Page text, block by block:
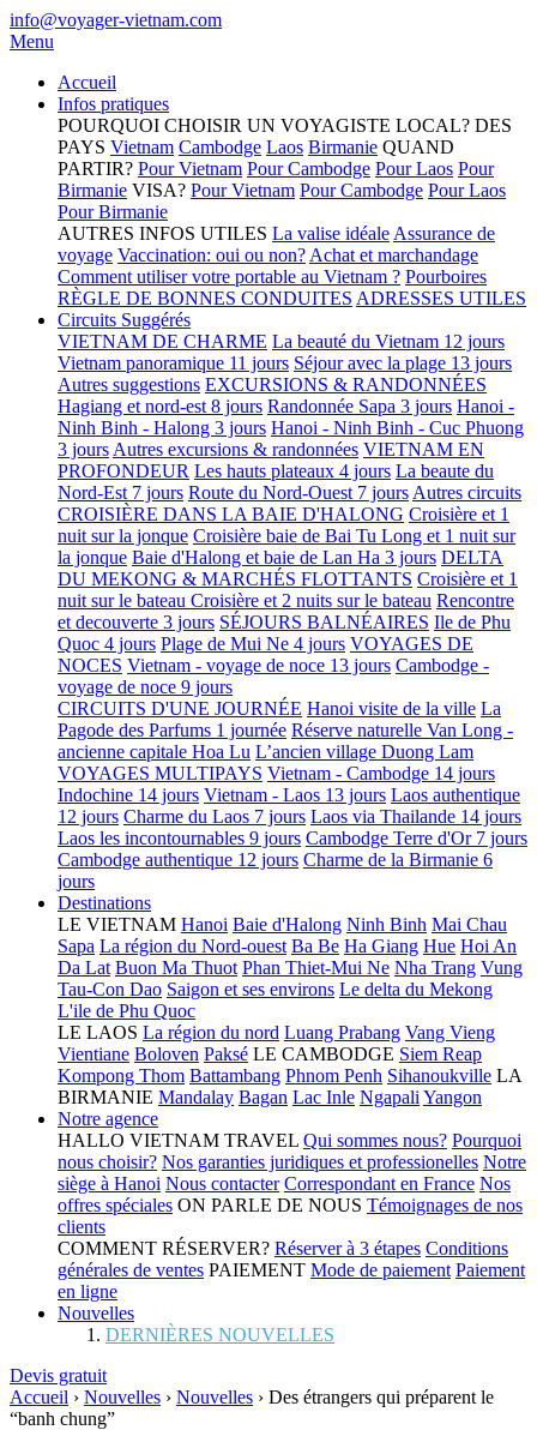
info@voyager-vietnam.com
Menu
Accueil
Infos pratiques
POURQUOI CHOISIR UN VOYAGISTE LOCAL? DES
PAYS Vietnam Cambodge Laos Birmanie QUAND
PARTIR? Pour Vietnam Pour Cambodge Pour Laos Pour
Birmanie VISA? Pour Vietnam Pour Cambodge Pour Laos
Pour Birmanie
AUTRES INFOS UTILES La valise idéale Assurance de
voyage Vaccination: oui ou non? Achat et marchandage
Comment utiliser votre portable au Vietnam ? Pourboires
RÈGLE DE BONNES CONDUITES ADRESSES UTILES
Circuits Suggérés
VIETNAM DE CHARME La beauté du Vietnam 12 jours
Vietnam panoramique 11 jours Séjour avec la plage 13 jours
Autres suggestions EXCURSIONS & RANDONNÉES
Hagiang et nord-est 8 jours Randonnée Sapa 3 jours Hanoi -
Ninh Binh - Halong 3 jours Hanoi - Ninh Binh - Cuc Phuong
3 jours Autres excursions & randonnées VIETNAM EN
PROFONDEUR Les hauts plateaux 4 jours La beaute du
Nord-Est 7 jours Route du Nord-Ouest 7 jours Autres circuits
CROISIÈRE DANS LA BAIE D'HALONG Croisière et 1
nuit sur la jonque Croisière baie de Bai Tu Long et 1 nuit sur
la jonque Baie d'Halong et baie de Lan Ha 3 jours DELTA
DU MEKONG & MARCHÉS FLOTTANTS Croisière et 1
nuit sur le bateau Croisière et 2 nuits sur le bateau Rencontre
et decouverte 3 jours SÉJOURS BALNÉAIRES Ile de Phu
Quoc 4 jours Plage de Mui Ne 4 jours VOYAGES DE
NOCES Vietnam - voyage de noce 13 jours Cambodge -
voyage de noce 9 jours
CIRCUITS D'UNE JOURNÉE Hanoi visite de la ville La
Pagode des Parfums 1 journée Réserve naturelle Van Long -
ancienne capitale Hoa Lu L’ancien village Duong Lam
VOYAGES MULTIPAYS Vietnam - Cambodge 14 jours
Indochine 14 jours Vietnam - Laos 13 jours Laos authentique
12 jours Charme du Laos 7 jours Laos via Thailande 14 jours
Laos les incontournables 9 jours Cambodge Terre d'Or 7 jours
Cambodge authentique 12 jours Charme de la Birmanie 6
jours
Destinations
LE VIETNAM Hanoi Baie d'Halong Ninh Binh Mai Chau
Sapa La région du Nord-ouest Ba Be Ha Giang Hue Hoi An
Da Lat Buon Ma Thuot Phan Thiet-Mui Ne Nha Trang Vung
Tau-Con Dao Saigon et ses environs Le delta du Mekong
L'ile de Phu Quoc
LE LAOS La région du nord Luang Prabang Vang Vieng
Vientiane Boloven Paksé LE CAMBODGE Siem Reap
Kompong Thom Battambang Phnom Penh Sihanoukville LA
BIRMANIE Mandalay Bagan Lac Inle Ngapali Yangon
Notre agence
HALLO VIETNAM TRAVEL Qui sommes nous? Pourquoi
nous choisir? Nos garanties juridiques et professionelles Notre
siège à Hanoi Nous contacter Correspondant en France Nos
offres spéciales ON PARLE DE NOUS Témoignages de nos
clients
COMMENT RÉSERVER? Réserver à 3 étapes Conditions
générales de ventes PAIEMENT Mode de paiement Paiement
en ligne
Nouvelles
DERNIÈRES NOUVELLES
Devis gratuit
Accueil › Nouvelles › Nouvelles › Des étrangers qui préparent le
“banh chung”